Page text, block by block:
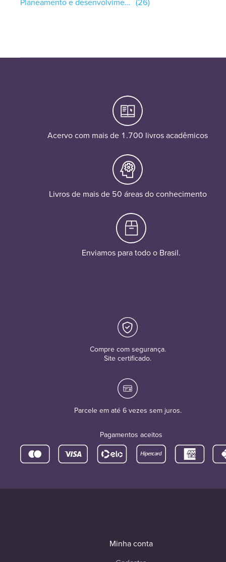
Planeamento e desenvolvimento de programas de ensino (26)
Acervo com mais de 1.700 livros acadêmicos
Livros de mais de 50 áreas do conhecimento
Enviamos para todo o Brasil.
Compre com segurança.
Site certificado.
Parcele em até 6 vezes sem juros.
Pagamentos aceitos
Minha conta